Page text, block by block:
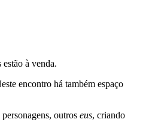
à venda.
encontro há também espaço
outros eus, criando